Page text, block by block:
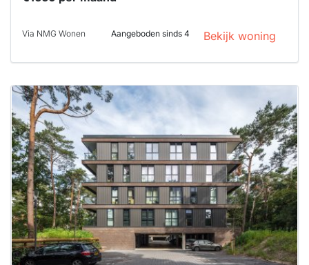
Via NMG Wonen Aangeboden sinds 4 Bekijk woning
Deze woning
is
waarschijnlijk
al verhuurd
Om kans te
maken moet je
binnen 15
minuten
reageren.
Stekkies helpt
je hierbij!